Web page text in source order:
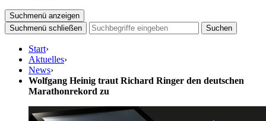
Suchmenü anzeigen
Suchmenü schließen
Suchen
Start›
Aktuelles›
News›
Wolfgang Heinig traut Richard Ringer den deutschen
Marathonrekord zu